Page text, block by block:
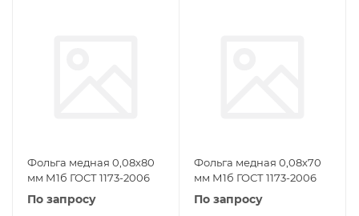
Фольга медная 0,08х80
мм М1б ГОСТ 1173-2006
По запросу
Фольга медная 0,08х70
мм М1б ГОСТ 1173-2006
По запросу